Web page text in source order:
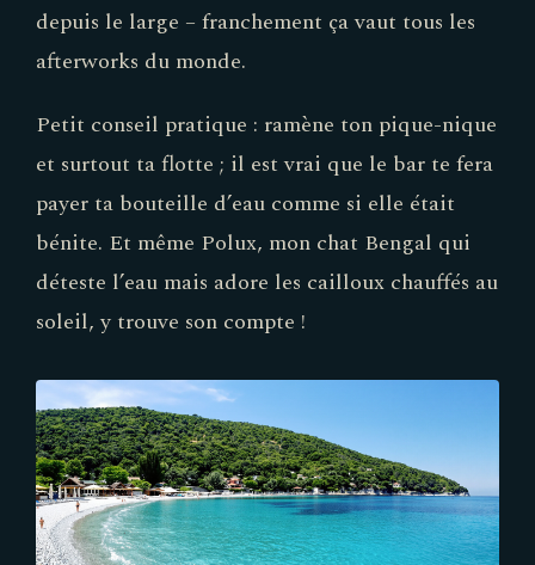
depuis le large – franchement ça vaut tous les
afterworks du monde.
Petit conseil pratique : ramène ton pique-nique
et surtout ta flotte ; il est vrai que le bar te fera
payer ta bouteille d’eau comme si elle était
bénite. Et même Polux, mon chat Bengal qui
déteste l’eau mais adore les cailloux chauffés au
soleil, y trouve son compte !